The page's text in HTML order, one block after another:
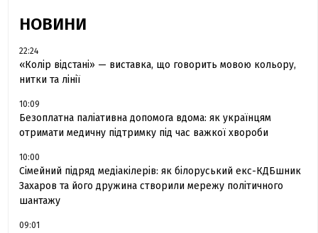
НОВИНИ
22:24
«Колір відстані» — виставка, що говорить мовою кольору,
нитки та лінії
10:09
Безоплатна паліативна допомога вдома: як українцям
отримати медичну підтримку під час важкої хвороби
10:00
Сімейний підряд медіакілерів: як білоруський екс-КДБшник
Захаров та його дружина створили мережу політичного
шантажу
09:01